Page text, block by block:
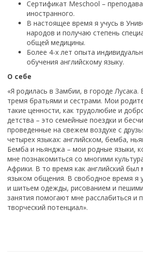
Сертификат Meschool –
иностранного.
В настоящее время я учусь в
народов и получаю степень
общей медицины.
Более 4-х лет опыта
обучения английскому языку.
О себе
«Я родилась в Замбии, в городе
тремя братьями и сестрами. Мои
такие ценности, как трудолюбие и
детства – это семейные поездки и
проведенные на свежем воздухе с
четырех языках: английском, бемба,
Бемба и ньянджа – мои родные языки,
мне познакомиться со многими
Африки. В то время как английский
языком общения. В свободное время я
и шитьем одежды, рисованием и
занятия помогают мне расслабиться и
творческий потенциал».